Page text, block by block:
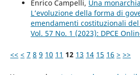
Enrico Campelli, Una
L’evoluzione della forma di
emendamenti costituzionali del
Vol. 57 No. 1 (2023): DPCE
<< < 7 8 9 10 11 12 13 14 15 16 > >>